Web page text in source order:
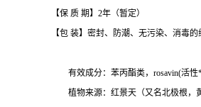
【保 质 期】2年（暂定）
【包 装】密封、防潮、无污染、消毒
有效成分：苯丙酯类，rosavin(活性*)
植物来源：红景天（又名北极根，黄